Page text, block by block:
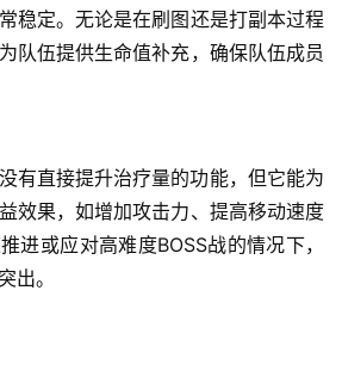
稳定。无论是在刷图还是打副本过程
队伍提供生命值补充，确保队伍成员
有直接提升治疗量的功能，但它能为
效果，如增加攻击力、提高移动速度
进或应对高难度BOSS战的情况下，
出。